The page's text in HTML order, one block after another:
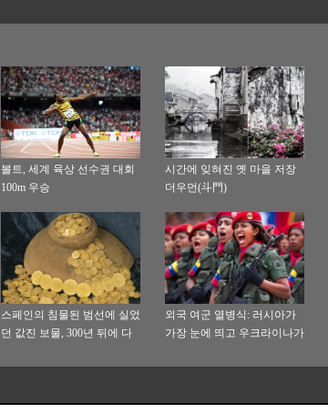
볼트, 세계 육상 선수권 대회
100m 우승
시간에 잊혀진 옛 마을 저장
더우먼(斗門)
스페인의 침물된 범선에 실었
던 값진 보물, 300년 뒤에 다
외국 여군 열병식: 러시아가
가장 눈에 띄고 우크라이나가